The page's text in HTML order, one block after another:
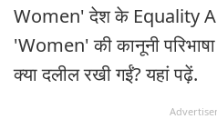
Women' देश के Equality
'Women' की कानूनी
क्या दलील रखी गईं? यहां पढ़ें.